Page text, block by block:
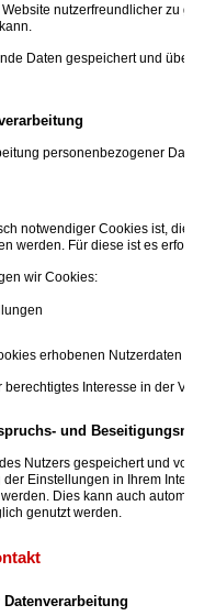
nutzerfreundlicher zu
Daten gespeichert und
personenbezogener
notwendiger Cookies ist, die
werden. Für diese ist es
wir Cookies:
erhobenen Nutzerdaten
Interesse in der
und
Nutzers gespeichert und
Einstellungen in Ihrem
Dies kann auch
genutzt werden.